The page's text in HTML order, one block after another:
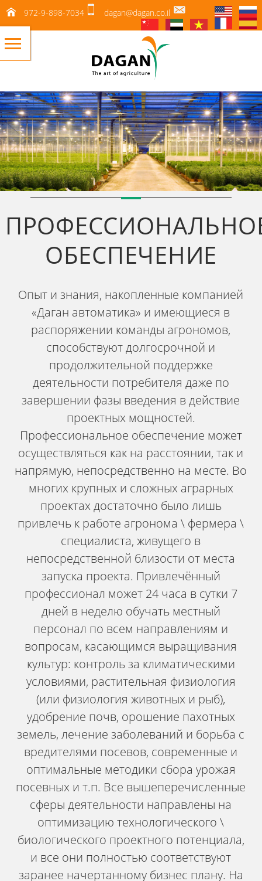
972-9-898-7034 dagan@dagan.co.il
ОБЕСПЕЧЕНИЕ
Опыт и знания, накопленные компанией
«Даган автоматика» и имеющиеся в
распоряжении команды агрономов,
способствуют долгосрочной и
продолжительной поддержке
деятельности потребителя даже по
завершении фазы введения в действие
проектных мощностей.
Профессиональное обеспечение может
осуществляться как на расстоянии, так и
напрямую, непосредственно на месте. Во
многих крупных и сложных аграрных
проектах достаточно было лишь
привлечь к работе агронома \ фермера \
специалиста, живущего в
непосредственной близости от места
запуска проекта. Привлечённый
профессионал может 24 часа в сутки 7
дней в неделю обучать местный
персонал по всем направлениям и
вопросам, касающимся выращивания
культур: контроль за климатическими
условиями, растительная физиология
(или физиология животных и рыб),
удобрение почв, орошение пахотных
земель, лечение заболеваний и борьба с
вредителями посевов, современные и
оптимальные методики сбора урожая
посевных и т.п. Все вышеперечисленные
сферы деятельности направлены на
оптимизацию технологического \
биологического проектного потенциала,
и все они полностью соответствуют
заранее начертанному бизнес плану. На